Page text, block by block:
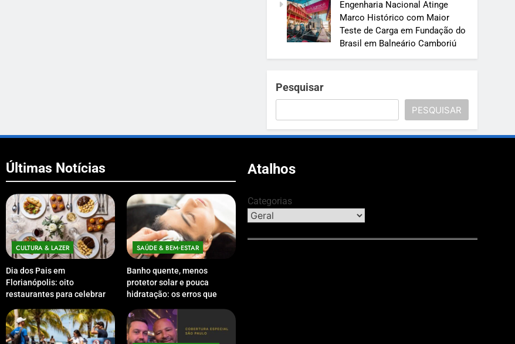
Engenharia Nacional Atinge
Marco Histórico com Maior
Teste de Carga em Fundação do
Brasil em Balneário Camboriú
Pesquisar
PESQUISAR
ECONOMIA & NEGÓCIOS
Últimas Notícias
CULTURA & LAZER
Dia dos Pais em
Florianópolis: oito
restaurantes para celebrar a
SAÚDE & BEM‑ESTAR
Banho quente, menos
protetor solar e pouca
hidratação: os erros que
couro cabeludo no inverno
Atalhos
Categorias